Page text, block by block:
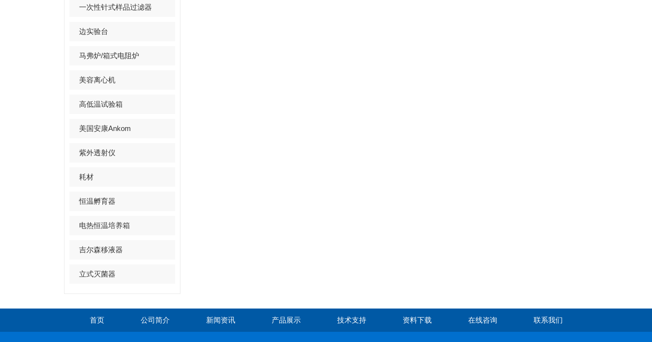
一次性针式样品过滤器
边实验台
马弗炉/箱式电阻炉
美容离心机
高低温试验箱
美国安康Ankom
紫外透射仪
耗材
恒温孵育器
电热恒温培养箱
吉尔森移液器
立式灭菌器
首页 公司简介 新闻资讯 产品展示 技术支持 资料下载 在线咨询 联系我们